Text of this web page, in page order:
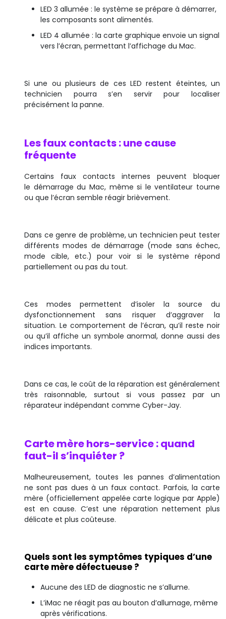
LED 3 allumée : le système se prépare à démarrer,
les composants sont alimentés.
LED 4 allumée : la carte graphique envoie un signal
vers l’écran, permettant l’affichage du Mac.
Si une ou plusieurs de ces LED restent éteintes, un
technicien pourra s’en servir pour localiser
précisément la panne.
Les faux contacts : une cause
fréquente
Certains faux contacts internes peuvent bloquer
le démarrage du Mac, même si le ventilateur tourne
ou que l’écran semble réagir brièvement.
Dans ce genre de problème, un technicien peut tester
différents modes de démarrage (mode sans échec,
mode cible, etc.) pour voir si le système répond
partiellement ou pas du tout.
Ces modes permettent d’isoler la source du
dysfonctionnement sans risquer d’aggraver la
situation. Le comportement de l’écran, qu’il reste noir
ou qu’il affiche un symbole anormal, donne aussi des
indices importants.
Dans ce cas, le coût de la réparation est généralement
très raisonnable, surtout si vous passez par un
réparateur indépendant comme Cyber-Jay.
Carte mère hors-service : quand
faut-il s’inquiéter ?
Malheureusement, toutes les pannes d’alimentation
ne sont pas dues à un faux contact. Parfois, la carte
mère (officiellement appelée carte logique par Apple)
est en cause. C’est une réparation nettement plus
délicate et plus coûteuse.
Quels sont les symptômes typiques d’une
carte mère défectueuse ?
Aucune des LED de diagnostic ne s’allume.
L’iMac ne réagit pas au bouton d’allumage, même
après vérifications.